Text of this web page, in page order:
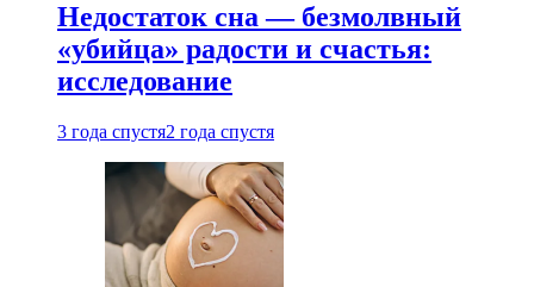
Недостаток сна — безмолвный
«убийца» радости и счастья:
исследование
3 года спустя2 года спустя